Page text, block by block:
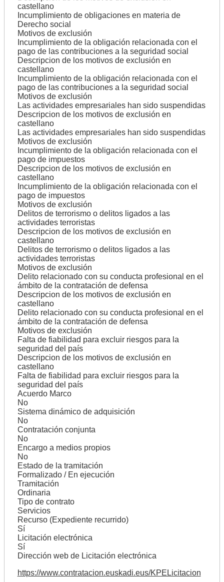
castellano
Incumplimiento de obligaciones en materia de
Derecho social
Motivos de exclusión
Incumplimiento de la obligación relacionada con el
pago de las contribuciones a la seguridad social
Descripcion de los motivos de exclusión en
castellano
Incumplimiento de la obligación relacionada con el
pago de las contribuciones a la seguridad social
Motivos de exclusión
Las actividades empresariales han sido suspendidas
Descripcion de los motivos de exclusión en
castellano
Las actividades empresariales han sido suspendidas
Motivos de exclusión
Incumplimiento de la obligación relacionada con el
pago de impuestos
Descripcion de los motivos de exclusión en
castellano
Incumplimiento de la obligación relacionada con el
pago de impuestos
Motivos de exclusión
Delitos de terrorismo o delitos ligados a las
actividades terroristas
Descripcion de los motivos de exclusión en
castellano
Delitos de terrorismo o delitos ligados a las
actividades terroristas
Motivos de exclusión
Delito relacionado con su conducta profesional en el
ámbito de la contratación de defensa
Descripcion de los motivos de exclusión en
castellano
Delito relacionado con su conducta profesional en el
ámbito de la contratación de defensa
Motivos de exclusión
Falta de fiabilidad para excluir riesgos para la
seguridad del país
Descripcion de los motivos de exclusión en
castellano
Falta de fiabilidad para excluir riesgos para la
seguridad del país
Acuerdo Marco
No
Sistema dinámico de adquisición
No
Contratación conjunta
No
Encargo a medios propios
No
Estado de la tramitación
Formalizado / En ejecución
Tramitación
Ordinaria
Tipo de contrato
Servicios
Recurso (Expediente recurrido)
Sí
Licitación electrónica
Sí
Dirección web de Licitación electrónica
https://www.contratacion.euskadi.eus/KPELicitacion